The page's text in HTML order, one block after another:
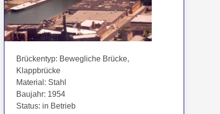
Brückentyp: Bewegliche Brücke,
Klappbrücke
Material : Stahl
Baujahr: 1954
Status: in Betrieb